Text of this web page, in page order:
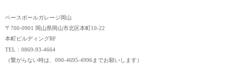
ベースボールガレージ岡山
〒700-0901 岡山県岡山市北区本町10-22
本町ビルディングRF
TEL：0869-93-4664
（繋がらない時は、090-4695-4996までお願いします）